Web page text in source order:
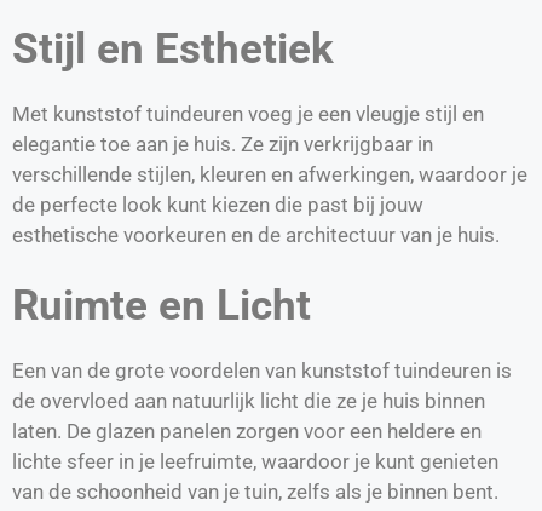
Stijl en Esthetiek
Met kunststof tuindeuren voeg je een vleugje stijl en
elegantie toe aan je huis. Ze zijn verkrijgbaar in
verschillende stijlen, kleuren en afwerkingen, waardoor je
de perfecte look kunt kiezen die past bij jouw
esthetische voorkeuren en de architectuur van je huis.
Ruimte en Licht
Een van de grote voordelen van kunststof tuindeuren is
de overvloed aan natuurlijk licht die ze je huis binnen
laten. De glazen panelen zorgen voor een heldere en
lichte sfeer in je leefruimte, waardoor je kunt genieten
van de schoonheid van je tuin, zelfs als je binnen bent.